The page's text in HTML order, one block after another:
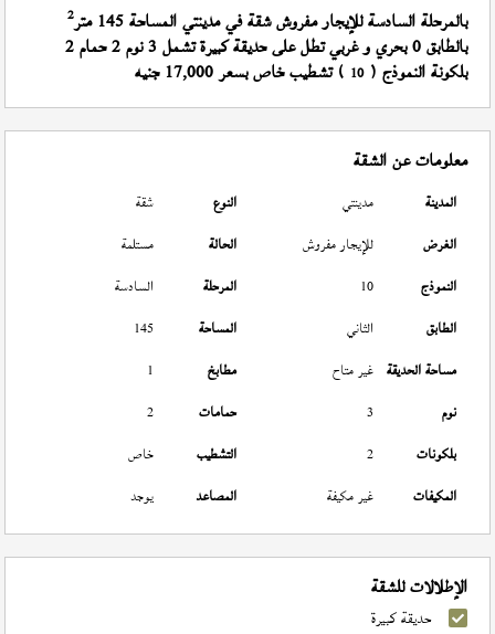
بالمرحلة السادسة للإيجار مفروش شقة في مدينتي المساحة 145 متر 2
بالطابق 0 بحري و غربي تطل على حديقة كبيرة تشمل 3 نوم 2 حمام 2
بلكونة النموذج (10 ) تشطيب خاص بسعر 17,000 جنيه
معلومات عن الشقة
المدينة مدينتي النوع
شقة
الغرض
للإيجار مفروش الحالة
مستلمة
النموذج
10 المرحلة
السادسة
الطابق
الثاني المساحة
145
مساحة الحديقة غير متاح مطابخ
1
نوم
3 حمامات
2
بلكونات
2 التشطيب
خاص
المكيفات
غير مكيفة المصاعد يوجد
الإطلالات للشقة
حديقة كبيرة